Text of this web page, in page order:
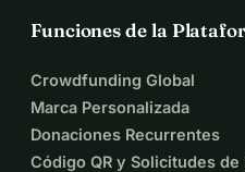
Funciones de la
Crowdfunding Global
Marca Personalizada
Donaciones Recurrentes
Código QR y Solicitudes de